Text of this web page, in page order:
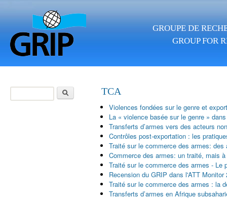
GROUPE DE
GROUP FOR
TCA
Violences fondées sur le genre et
La « violence basée sur le genre »
Transferts d’armes vers des acteurs
Contrôles post-exportation : les
Traité sur le commerce des armes:
Commerce des armes: un traité, mais
Traité sur le commerce des armes -
Recension du GRIP dans l'ATT Monitor
Traité sur le commerce des armes : la
Transferts d’armes en Afrique
Formulaire de